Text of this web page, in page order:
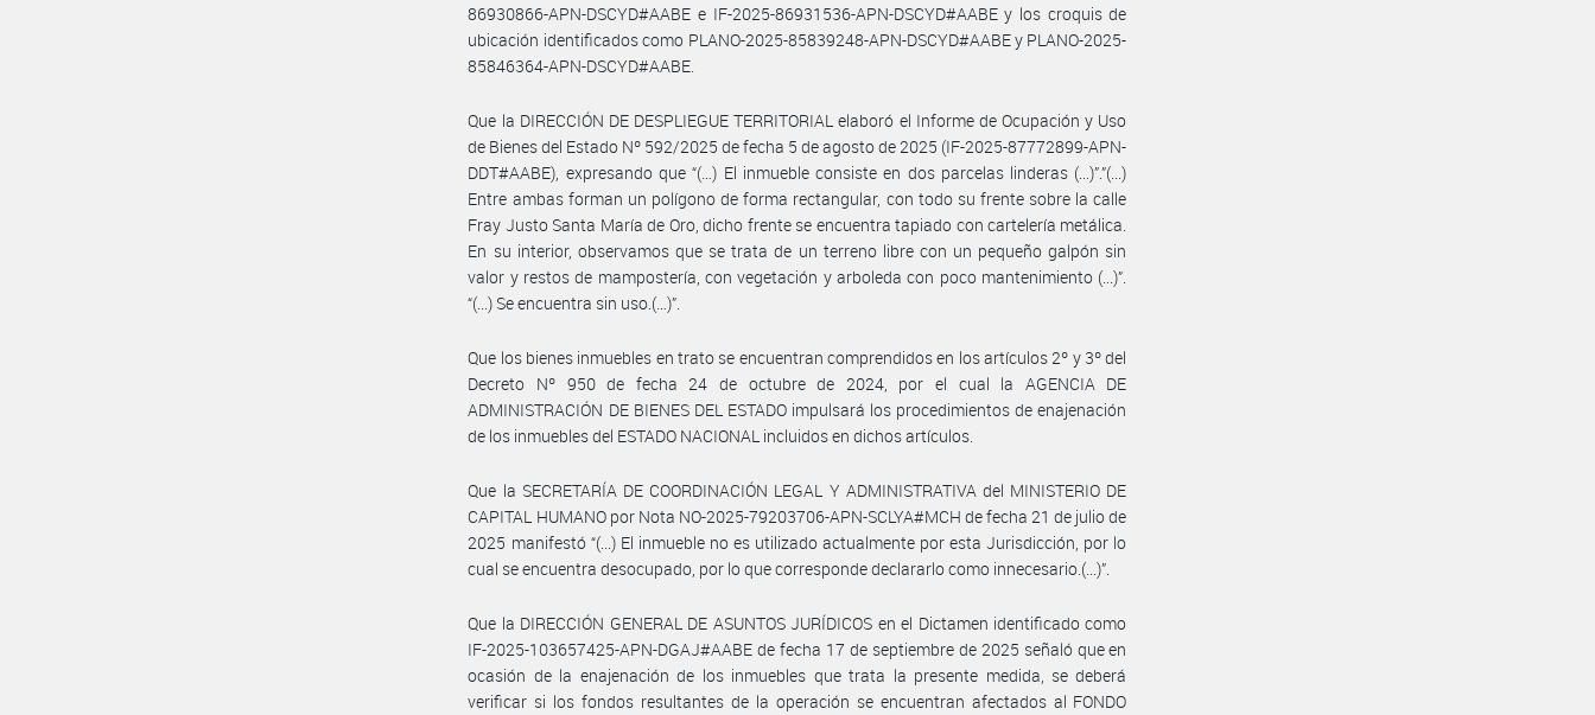
86930866-APN-DSCYD#AABE e IF-2025-86931536-APN-DSCYD#AABE y los croquis de
ubicación identificados como PLANO-2025-85839248-APN-DSCYD#AABE y PLANO-2025-
85846364-APN-DSCYD#AABE.
Que la DIRECCIÓN DE DESPLIEGUE TERRITORIAL elaboró el Informe de Ocupación y Uso
de Bienes del Estado Nº 592/2025 de fecha 5 de agosto de 2025 (IF-2025-87772899-APN-
DDT#AABE), expresando que “(…) El inmueble consiste en dos parcelas linderas (...)”.”(...)
Entre ambas forman un polígono de forma rectangular, con todo su frente sobre la calle
Fray Justo Santa María de Oro, dicho frente se encuentra tapiado con cartelería metálica.
En su interior, observamos que se trata de un terreno libre con un pequeño galpón sin
valor y restos de mampostería, con vegetación y arboleda con poco mantenimiento (...)”.
“(...) Se encuentra sin uso.(…)”.
Que los bienes inmuebles en trato se encuentran comprendidos en los artículos 2º y 3º del
Decreto Nº 950 de fecha 24 de octubre de 2024, por el cual la AGENCIA DE
ADMINISTRACIÓN DE BIENES DEL ESTADO impulsará los procedimientos de enajenación
de los inmuebles del ESTADO NACIONAL incluidos en dichos artículos.
Que la SECRETARÍA DE COORDINACIÓN LEGAL Y ADMINISTRATIVA del MINISTERIO DE
CAPITAL HUMANO por Nota NO-2025-79203706-APN-SCLYA#MCH de fecha 21 de julio de
2025 manifestó “(...) El inmueble no es utilizado actualmente por esta Jurisdicción, por lo
cual se encuentra desocupado, por lo que corresponde declararlo como innecesario.(...)”.
Que la DIRECCIÓN GENERAL DE ASUNTOS JURÍDICOS en el Dictamen identificado como
IF-2025-103657425-APN-DGAJ#AABE de fecha 17 de septiembre de 2025 señaló que en
ocasión de la enajenación de los inmuebles que trata la presente medida, se deberá
verificar si los fondos resultantes de la operación se encuentran afectados al FONDO